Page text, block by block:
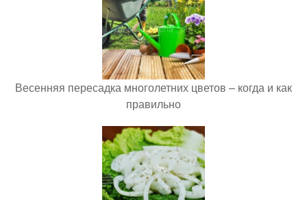
Весенняя пересадка многолетних цветов – когда и как
правильно